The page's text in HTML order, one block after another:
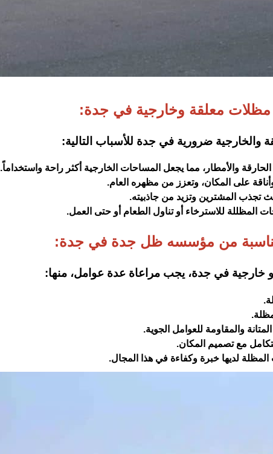
مظلات معلقة وخارجية في جدة:
والخارجية ضرورية في جدة للأسباب التالية:
والأمطار، مما يجعل المساحات الخارجية أكثر راحة واستخداماً.
على المكان، وتعزز من مظهره العام.
تجذب المشترين وتزيد من جاذبيته.
للاسترخاء أو تناول الطعام أو حتى العمل.
من مؤسسه ظل جدة في جدة:
خارجية في جدة، يجب مراعاة عدة عوامل، منها:
والمقاومة للعوامل الجوية.
مع تصميم المكان.
لديها خبرة وكفاءة في هذا المجال.